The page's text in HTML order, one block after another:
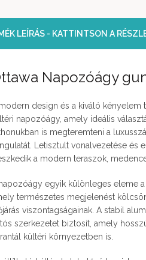
LEÍRÁS - KATTINTSON A
Napozóágy
design és a kiváló kényelem
napozóágy, amely ideális
is megteremteni a
Letisztult vonalvezetése és
a modern teraszok,
egyik különleges eleme a
természetes megjelenést
viszontagságainak. A stabil
szerkezetet biztosít, amely
kültéri környezetben is.